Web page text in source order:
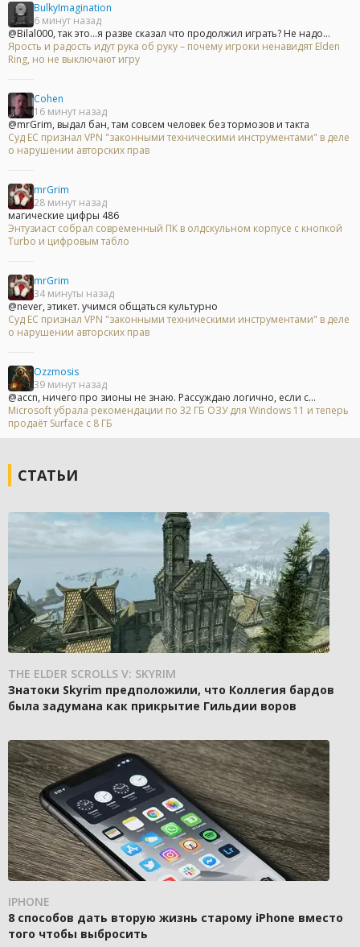
BulkyImagination
6 минут назад
@Bilal000, так это...я разве сказал что продолжил играть? Не надо...
Ярость и радость идут рука об руку – почему игроки ненавидят Elden
Ring, но не выключают игру
Cohen
16 минут назад
@mrGrim, выдал бан, там совсем человек без тормозов и такта
Суд ЕС признал VPN "законными техническими инструментами" в деле
о нарушении авторских прав
mrGrim
28 минут назад
магические цифры 486
Энтузиаст собрал современный ПК в олдскульном корпусе с кнопкой
Turbo и цифровым табло
mrGrim
34 минуты назад
@never, этикет. учимся общаться культурно
Суд ЕС признал VPN "законными техническими инструментами" в деле
о нарушении авторских прав
Ozzmosis
39 минут назад
@accn, ничего про зионы не знаю. Рассуждаю логично, если с...
Microsoft убрала рекомендации по 32 ГБ ОЗУ для Windows 11 и теперь
продаёт Surface с 8 ГБ
СТАТЬИ
THE ELDER SCROLLS V: SKYRIM
Знатоки Skyrim предположили, что Коллегия бардов
была задумана как прикрытие Гильдии воров
IPHONE
8 способов дать вторую жизнь старому iPhone вместо
того чтобы выбросить